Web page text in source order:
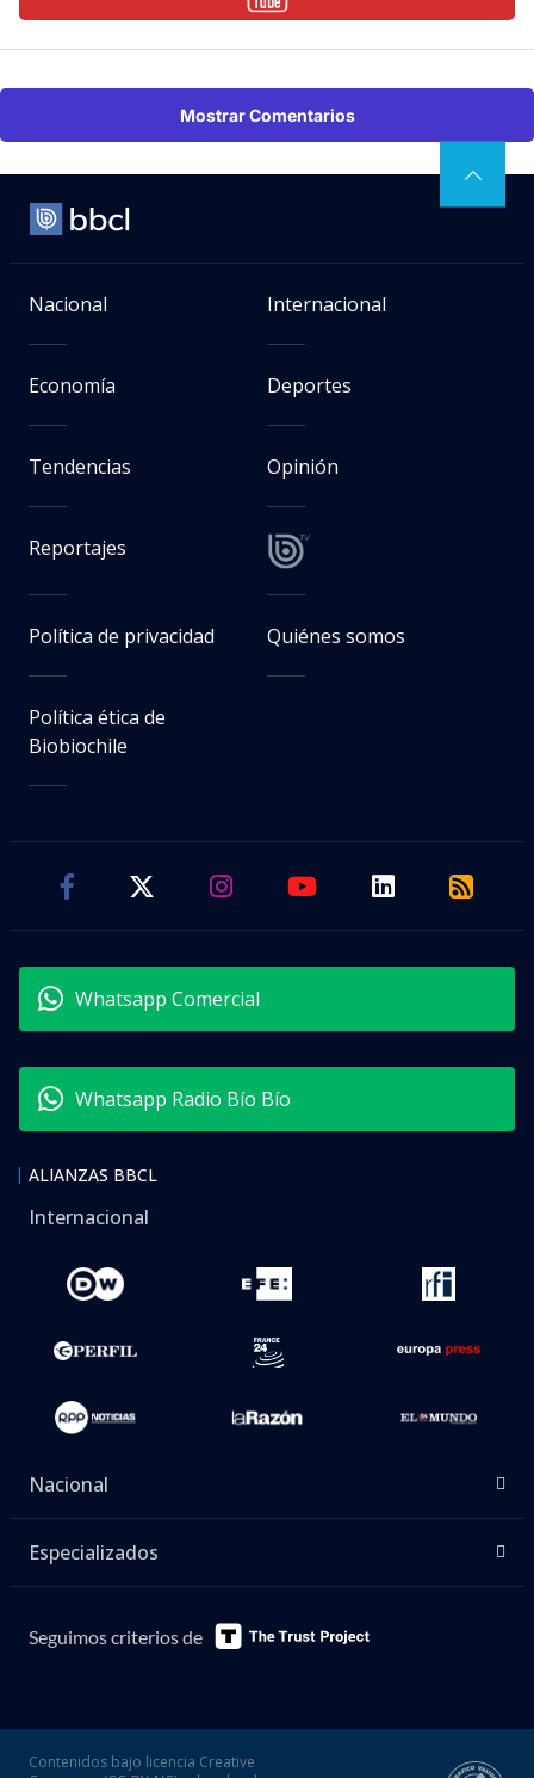
Mostrar Comentarios
Nacional Internacional
Economía Deportes
Tendencias Opinión
Reportajes
Política de privacidad Quiénes somos
Política ética de
Biobiochile
Whatsapp Comercial
Whatsapp Radio Bío Bío
ALIANZAS BBCL
Internacional
Nacional
Especializados
Seguimos criterios de
Contenidos bajo licencia Creative